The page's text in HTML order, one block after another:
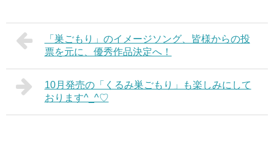
「巣ごもり」のイメージソング、皆様からの投
票を元に、優秀作品決定へ！
10月発売の「くるみ巣ごもり」も楽しみにして
おります^_^♡